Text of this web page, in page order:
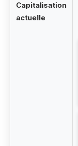
Capitalisation
actuelle